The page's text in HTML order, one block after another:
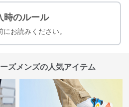
時のルール
にお読みください。
ズメンズの人気アイテム